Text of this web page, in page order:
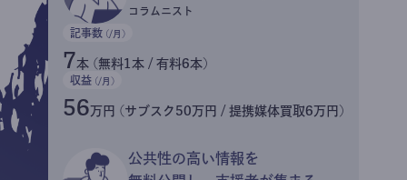
コラムニスト
記事数 (/月)
7本 (無料1本 / 有料6本)
収益 (/月)
56万円 (サブスク50万円 / 提携媒体買取6万円)
公共性の高い情報を